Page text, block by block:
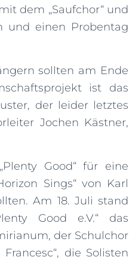
dem „Saufchor“ und
und einen Probentag
sollten am Ende
ist das
der leider letztes
Jochen Kästner,
Good“ für eine
Sings“ von Karl
Am 18. Juli stand
Good e.V.“ das
der Schulchor
die Solisten